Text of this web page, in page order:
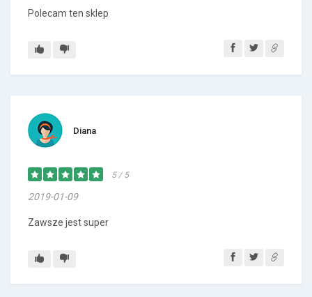
Polecam ten sklep
Diana
5 / 5
2019-01-09
Zawsze jest super